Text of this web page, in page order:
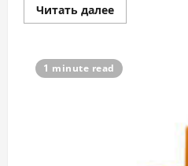
Читать далееПрочитать
больше
ОЛИШНИНГ
БОСҚИЧЛАРИ
1 minute read